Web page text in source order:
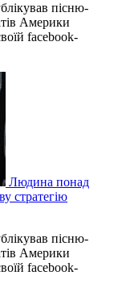
пісню-
Америки
facebook-
Людина понад
стратегію
пісню-
Америки
facebook-